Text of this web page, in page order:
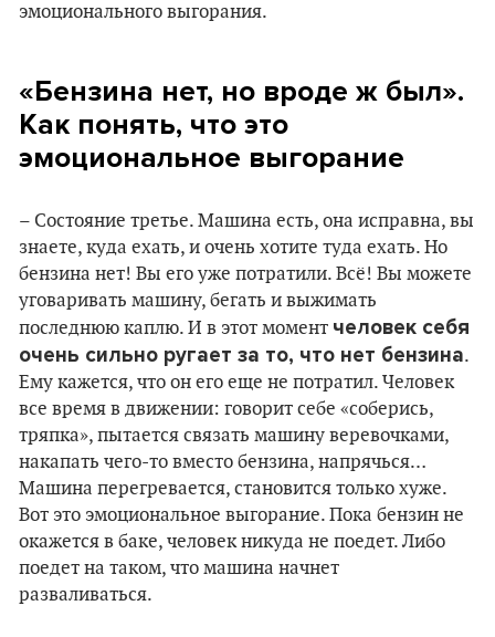
эмоционального выгорания.
«Бензина нет, но вроде ж был».
Как понять, что это
эмоциональное выгорание
– Состояние третье. Машина есть, она исправна, вы
знаете, куда ехать, и очень хотите туда ехать. Но
бензина нет! Вы его уже потратили. Всё! Вы можете
уговаривать машину, бегать и выжимать
последнюю каплю. И в этот момент человек себя
очень сильно ругает за то, что нет бензина.
Ему кажется, что он его еще не потратил. Человек
все время в движении: говорит себе «соберись,
тряпка», пытается связать машину веревочками,
накапать чего-то вместо бензина, напрячься…
Машина перегревается, становится только хуже.
Вот это эмоциональное выгорание. Пока бензин не
окажется в баке, человек никуда не поедет. Либо
поедет на таком, что машина начнет
разваливаться.